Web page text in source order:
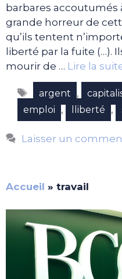
barbares accoutumés
grande horreur de
qu’ils tentent
liberté par la fuite (…).
mourir de … Lire la
Étiquettes
argent ,
emploi , lliberté ,
Laisser un
Accueil » travail